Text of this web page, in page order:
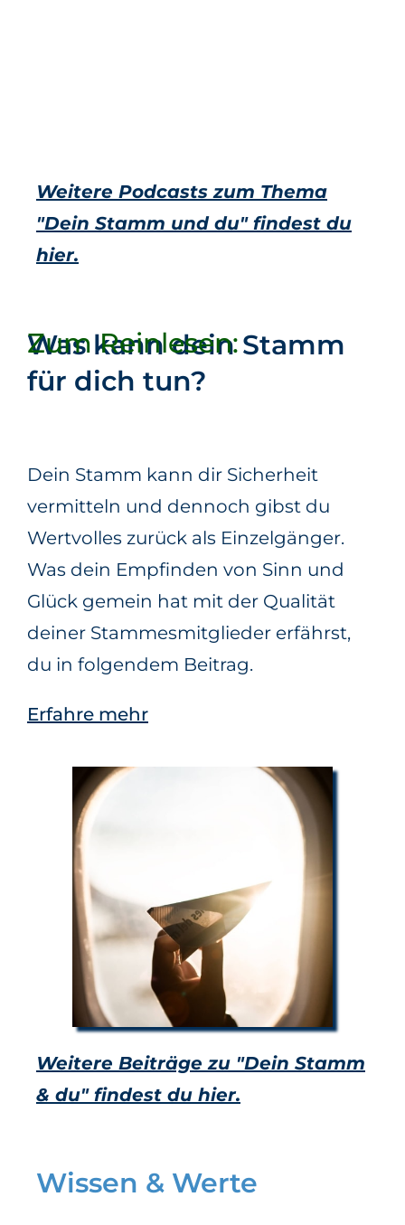
Weitere Podcasts zum Thema
"Dein Stamm und du" findest du
hier.
Zum Reinlesen:
Was kann dein Stamm
für dich tun?
Dein Stamm kann dir Sicherheit
vermitteln und dennoch gibst du
Wertvolles zurück als Einzelgänger.
Was dein Empfinden von Sinn und
Glück gemein hat mit der Qualität
deiner Stammesmitglieder erfährst,
du in folgendem Beitrag.
Erfahre mehr
Weitere Beiträge zu "Dein Stamm
& du" findest du hier.
Wissen & Werte